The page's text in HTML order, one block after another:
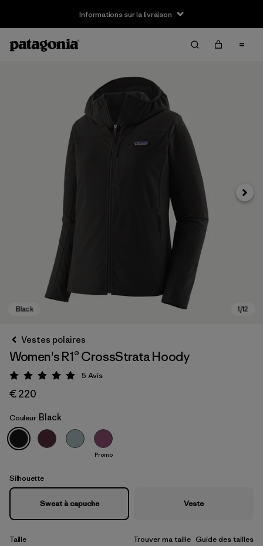
Informations sur la livraison
Black
Vestes polaires
Women's R1® CrossStrata Hoody
Évaluation: 5 / 5
5 Avis
€ 220
Couleur Black
Promo
Silhouette
Sweat à capuche Veste
Taille Trouver ma taille Guide des tailles